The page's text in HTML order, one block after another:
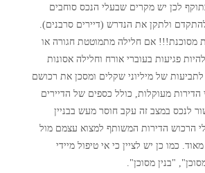
לכן יש מקרים שבעלי הנכס סוחבים
ולתקן את הנדרש (דיירים סרבנים).
מסוכנת!!! אם חלילה מתמוטטת חגורה או
פגיעות בעוברי אורח וחלילה אסונות
של מיליוני שקלים ומסכן את רכושם
הדירות מעוקלות, כולל כספים של הדיירים
לנכס במצב זה עקב חוסר מעש בבניין
הרכוש הדירות המשותף למצוא עצמם מול
כמו כן יש לציין כי אי טיפול מיידי
"בנין מסוכן".